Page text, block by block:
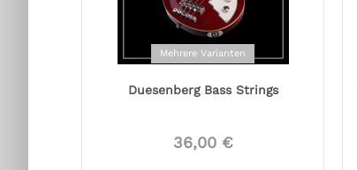
Mehrere Varianten
Duesenberg Bass Strings
36,00 €